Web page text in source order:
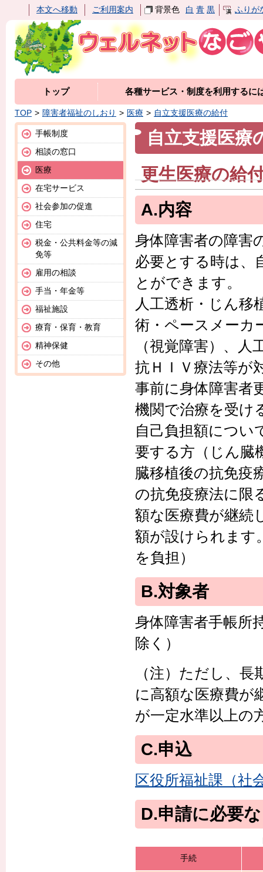
本文へ移動 ご利用案内 背景色 白 青 黒 ふりが
トップ 各種サービス・制度を利用するに
TOP 障害者福祉のしおり 医療 自立支援医療の給付
自立支援医療
更生医療の給
A.内容
身体障害者の障害
必要とする時は、
とができます。
人工透析・じん移
術・ペースメーカ
（視覚障害）、
抗ＨＩＶ療法等が
事前に身体障害者
機関で治療を受け
自己負担額につい
要する方（じん臓
臓移植後の抗免疫
の抗免疫療法に限
額な医療費が継続
額が設けられます
を負担）
B.対象者
身体障害者手帳所
除く）
（注）ただし、
に高額な医療費が
が一定水準以上の
C.申込
区役所福祉課（社
D.申請に必要
手続
手帳制度
相談の窓口
医療
在宅サービス
社会参加の促進
住宅
税金・公共料金等の減
免等
雇用の相談
手当・年金等
福祉施設
療育・保育・教育
精神保健
その他